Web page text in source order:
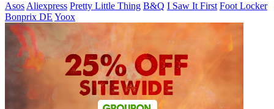
Asos Aliexpress Pretty Little Thing B&Q I Saw It First Foot Locker
Bonprix DE Yoox